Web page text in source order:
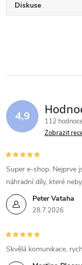
Diskuse
4,9
112
Zobrazit
Peter Vataha
28.7.2026
Super e-shop. Nejprve
náhradní díly, které
Skvělá komunikace,